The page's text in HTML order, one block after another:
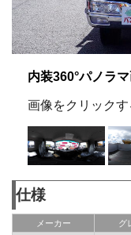
内装360°パノラ
画像をクリックす
仕様
メーカー グ